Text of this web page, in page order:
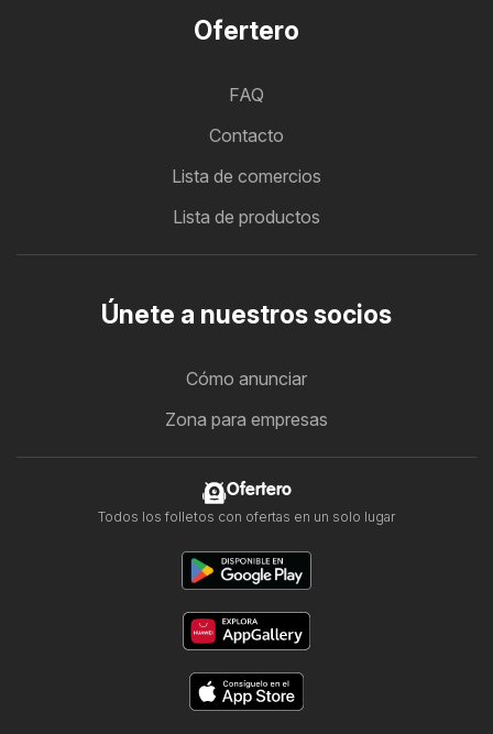
Ofertero
FAQ
Contacto
Lista de comercios
Lista de productos
Únete a nuestros socios
Cómo anunciar
Zona para empresas
Ofertero
Todos los folletos con ofertas en un solo lugar